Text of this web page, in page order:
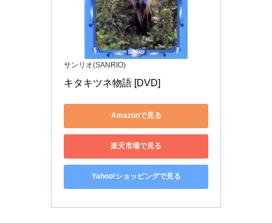
サンリオ(SANRIO)
キタキツネ物語 [DVD]
Amazonで見る
楽天市場で見る
Yahoo!ショッピングで見る